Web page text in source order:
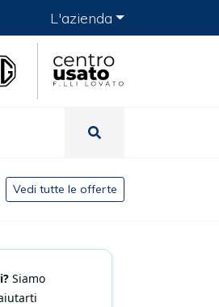
L'azienda
Vedi tutte le offerte
Siamo